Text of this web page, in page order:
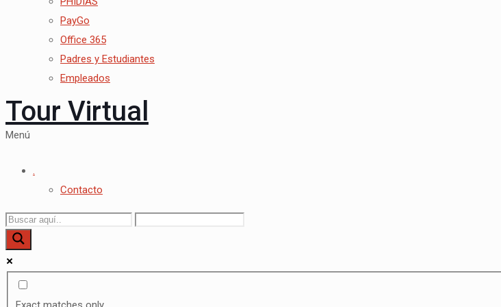
PayGo
Office 365
Padres y Estudiantes
Empleados
Tour Virtual
Menú
.
Contacto